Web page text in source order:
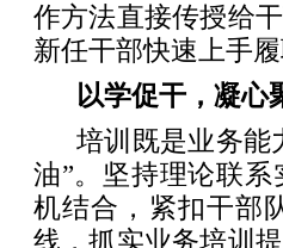
作方法直接传授给
新任干部快速上手
以学促干，凝心
培训既是业务能
油”。坚持理论联
机结合，紧扣干部
线，抓实业务培训